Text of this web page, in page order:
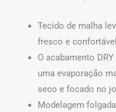
Tecido de malha
fresco e
O acabamento
uma evaporação
seco e focado no
Modelagem